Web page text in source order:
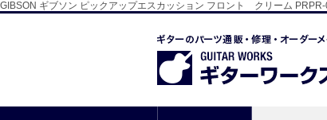
GIBSON ギブソン ピックアップエスカッション フロント クリーム